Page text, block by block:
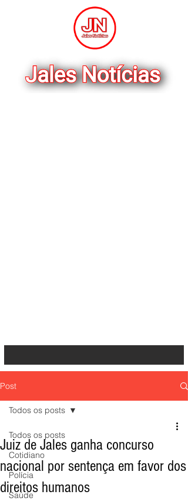
Post
Todos os posts
Cotidiano
Polícia
Saúde
Todos os posts
Juiz de Jales ganha concurso
nacional por sentença em favor dos
direitos humanos